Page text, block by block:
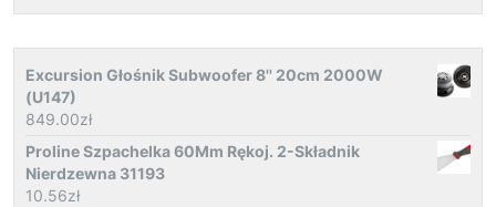
Excursion Głośnik Subwoofer 8'' 20cm 2000W
(U147)
849.00zł
Proline Szpachelka 60Mm Rękoj. 2-Składnik
Nierdzewna 31193
10.56zł